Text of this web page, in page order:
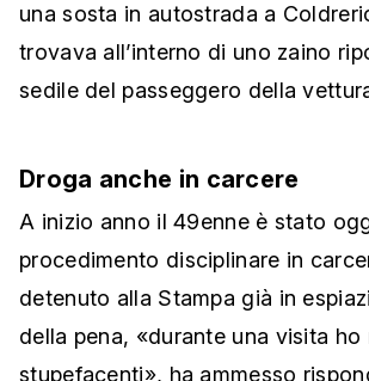
una sosta in autostrada a
trovava all’interno di uno zaino
sedile del passeggero della
Droga anche in carcere
A inizio anno il 49enne è stato
procedimento disciplinare in
detenuto alla Stampa già in
della pena, «durante una visita
stupefacenti», ha ammesso